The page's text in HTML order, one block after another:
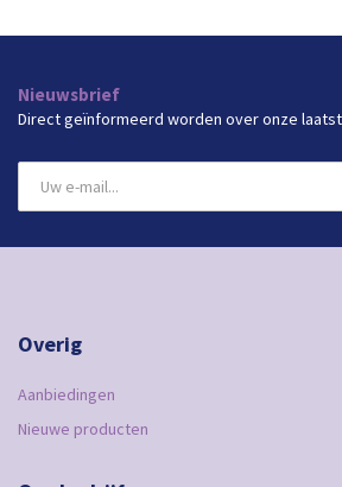
Nieuwsbrief
Direct geïnformeerd worden over onze
Overig
Aanbiedingen
Nieuwe producten